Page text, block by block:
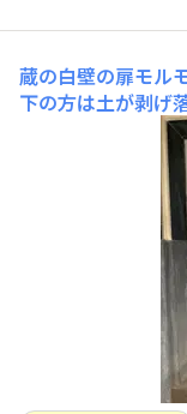
蔵の白壁の扉モル
下の方は土が剥げ
ら気になり、何と
講習会に参加、こ
ンジしてみました
ボラ養生、